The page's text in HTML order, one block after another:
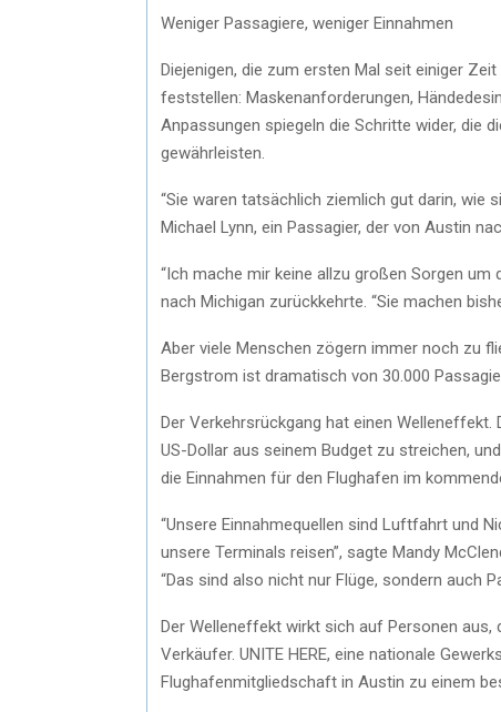
Weniger Passagiere, weniger Einnahmen
Diejenigen, die zum ersten Mal seit einiger
feststellen: Maskenanforderungen,
Anpassungen spiegeln die Schritte wider, die
gewährleisten.
“Sie waren tatsächlich ziemlich gut darin, wie
Michael Lynn, ein Passagier, der von Austin
“Ich mache mir keine allzu großen Sorgen um
nach Michigan zurückkehrte. “Sie machen
Aber viele Menschen zögern immer noch zu
Bergstrom ist dramatisch von 30.000
Der Verkehrsrückgang hat einen
US-Dollar aus seinem Budget zu streichen,
die Einnahmen für den Flughafen im
“Unsere Einnahmequellen sind Luftfahrt und
unsere Terminals reisen”, sagte Mandy
“Das sind also nicht nur Flüge, sondern auch
Der Welleneffekt wirkt sich auf Personen aus,
Verkäufer. UNITE HERE, eine nationale
Flughafenmitgliedschaft in Austin zu einem